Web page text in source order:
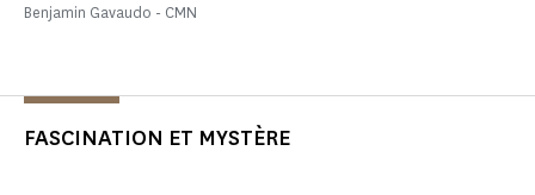
Benjamin Gavaudo - CMN
FASCINATION ET MYSTÈRE